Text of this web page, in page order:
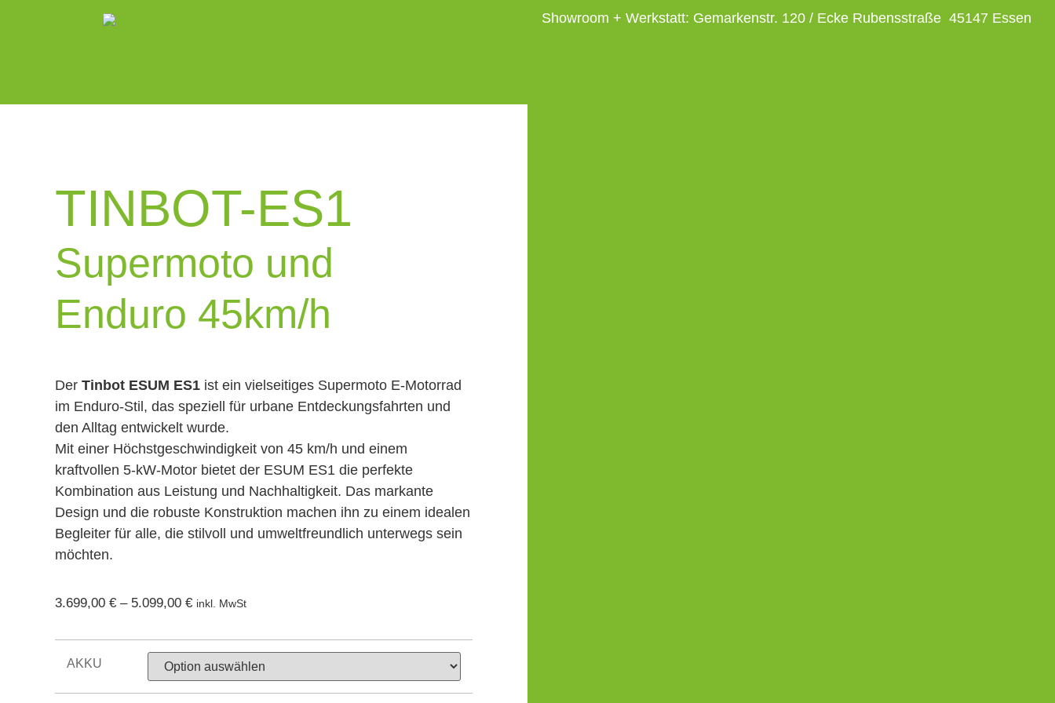
Showroom + Werkstatt: Gemarkenstr. 120 / Ecke Rubensstraße 45147 Essen
TINBOT-ES1
Supermoto und
Enduro 45km/h
Der Tinbot ESUM ES1 ist ein vielseitiges Supermoto E-Motorrad
im Enduro-Stil, das speziell für urbane Entdeckungsfahrten und
den Alltag entwickelt wurde.
Mit einer Höchstgeschwindigkeit von 45 km/h und einem
kraftvollen 5-kW-Motor bietet der ESUM ES1 die perfekte
Kombination aus Leistung und Nachhaltigkeit. Das markante
Design und die robuste Konstruktion machen ihn zu einem idealen
Begleiter für alle, die stilvoll und umweltfreundlich unterwegs sein
möchten.
3.699,00 € – 5.099,00 € inkl. MwSt
AKKU